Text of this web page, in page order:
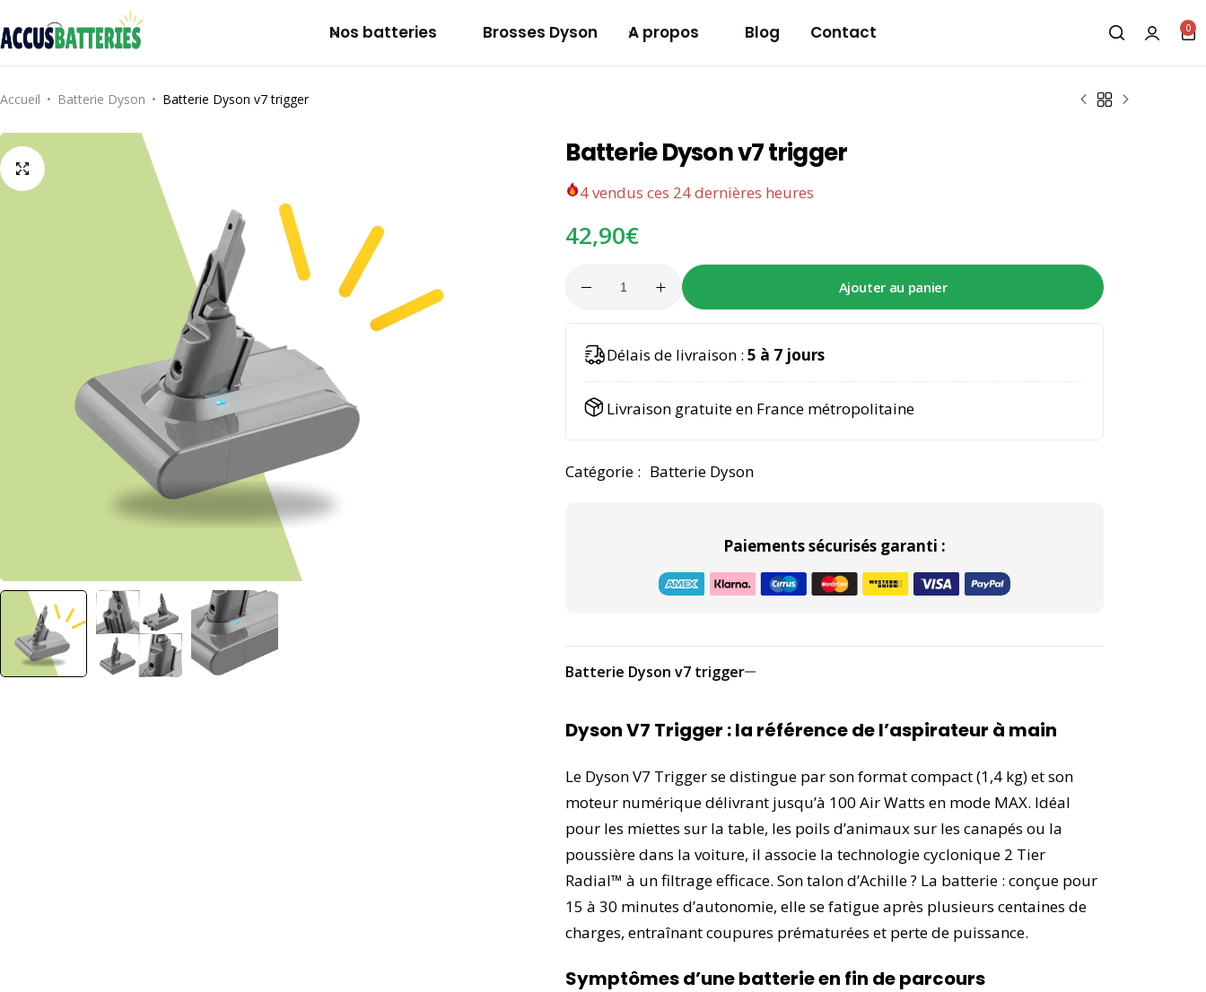
Nos batteries Brosses Dyson A propos Blog Contact 0
Accueil Batterie Dyson Batterie Dyson v7 trigger
Batterie Dyson v7 trigger
4vendus ces 24 dernières heures
42,90€
Ajouter au panier
n
Délais de livraison : 5 à 7 jours
Livraison gratuite en France métropolitaine
Catégorie : Batterie Dyson
Paiements sécurisés garanti :
Batterie Dyson v7 trigger
Dyson V7 Trigger : la référence de l’aspirateur à main
Le Dyson V7 Trigger se distingue par son format compact (1,4 kg) et son
moteur numérique délivrant jusqu’à 100 Air Watts en mode MAX. Idéal
pour les miettes sur la table, les poils d’animaux sur les canapés ou la
poussière dans la voiture, il associe la technologie cyclonique 2 Tier
Radial™ à un filtrage efficace. Son talon d’Achille ? La batterie : conçue pour
15 à 30 minutes d’autonomie, elle se fatigue après plusieurs centaines de
charges, entraînant coupures prématurées et perte de puissance.
Symptômes d’une batterie en fin de parcours
Bosch